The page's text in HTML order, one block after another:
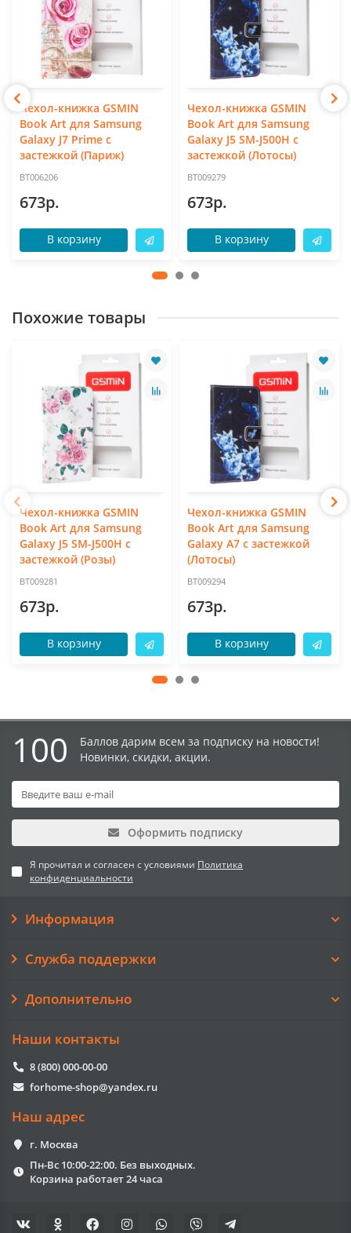
Чехол-книжка GSMIN
Book Art для Samsung
Galaxy J7 Prime с
застежкой (Париж)
BT006206
673р.
В корзину
Чехол-книжка GSMIN
Book Art для Samsung
Galaxy J5 SM-J500H с
застежкой (Лотосы)
BT009279
673р.
В корзину
Похожие товары
Чехол-книжка GSMIN
Book Art для Samsung
Galaxy J5 SM-J500H с
застежкой (Розы)
BT009281
673р.
В корзину
Чехол-книжка GSMIN
Book Art для Samsung
Galaxy A7 с застежкой
(Лотосы)
BT009294
673р.
В корзину
100
Баллов дарим всем за подписку на новости!
Новинки, скидки, акции.
Оформить подписку
Я прочитал и согласен с условиями Политика
конфиденциальности
Информация
Служба поддержки
Дополнительно
Наши контакты
8 (800) 000-00-00
forhome-shop@yandex.ru
Наш адрес
г. Москва
Пн-Вс 10:00-22:00. Без выходных.
Корзина работает 24 часа